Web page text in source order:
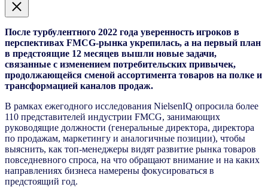
После турбулентного 2022 года уверенность игроков в
перспективах FMCG-рынка укрепилась, а на первый план
в предстоящие 12 месяцев вышли новые задачи,
связанные с изменением потребительских привычек,
продолжающейся сменой ассортимента товаров на полке и
трансформацией каналов продаж.
В рамках ежегодного исследования NielsenIQ опросила более
110 представителей индустрии FMCG, занимающих
руководящие должности (генеральные директора, директора
по продажам, маркетингу и аналогичные позиции), чтобы
выяснить, как топ-менеджеры видят развитие рынка товаров
повседневного спроса, на что обращают внимание и на каких
направлениях бизнеса намерены фокусироваться в
предстоящий год.